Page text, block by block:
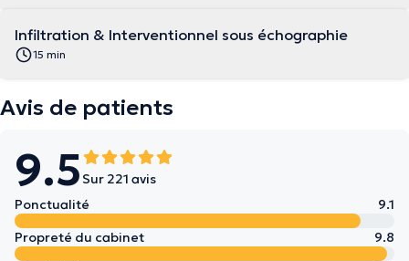
Infiltration & Interventionnel sous échographie
15 min
Avis de patients
9.5 Sur 221 avis
Ponctualité
9.1
Propreté du cabinet
9.8